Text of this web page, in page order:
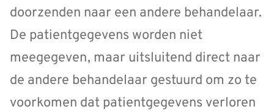
doorzenden naar een andere behandelaar.
De patientgegevens worden niet
meegegeven, maar uitsluitend direct naar
de andere behandelaar gestuurd om zo te
voorkomen dat patientgegevens verloren